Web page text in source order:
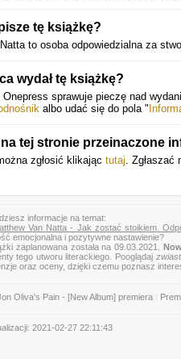
tę książkę?
to osoba odpowiedzialna za
wydał tę książkę?
Onepress sprawuje pieczę nad
albo udać się do pola "
na tej stronie przeinaczone
zgłosić klikając tutaj. Zgłaszać
informacje na temat:
Van Natta - Jak zostać stoikiem.
emocjonalna i pozytywne nastawienie?
zaplanowana została na 09.03.2021.
tego utworu literackiego. Pooglądaj
oraz oceny, dzięki czemu poznasz
Oliva's Pain - [New Album] premiera
2021-02-27 22:11:43